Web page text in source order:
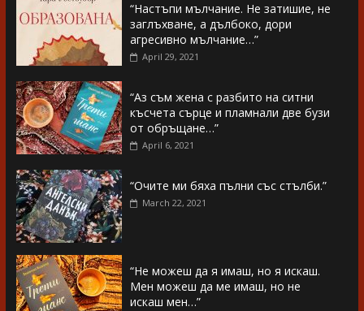
“Настъпи мълчание. Не затишие, не
заглъхване, а дълбоко, дори
агресивно мълчание…”
April 29, 2021
“Аз съм жена с разбито на ситни
късчета сърце и пламнали две бузи
от обръщане…”
April 6, 2021
“Очите ми бяха пълни със стълби.”
March 22, 2021
“Не можеш да я имаш, но я искаш.
Мен можеш да ме имаш, но не
искаш мен…”